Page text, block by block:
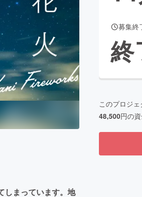
Social Good CAMPFIRE Creation
さと納税machi-yaコミュニティ
しまっています。地
募集終
終
このプロジ
48,500円の